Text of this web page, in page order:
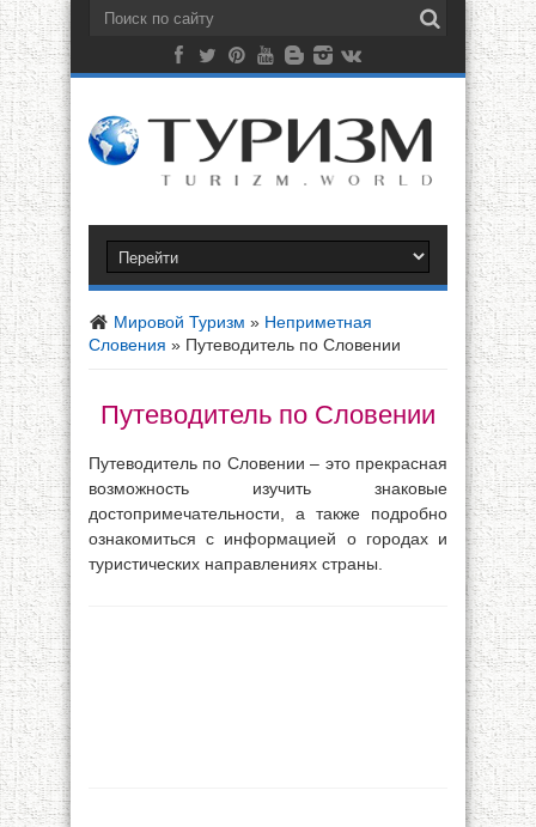
Мировой Туризм » Неприметная
Словения » Путеводитель по Словении
Путеводитель по Словении
Путеводитель по Словении – это прекрасная
возможность изучить знаковые
достопримечательности, а также подробно
ознакомиться с информацией о городах и
туристических направлениях страны.